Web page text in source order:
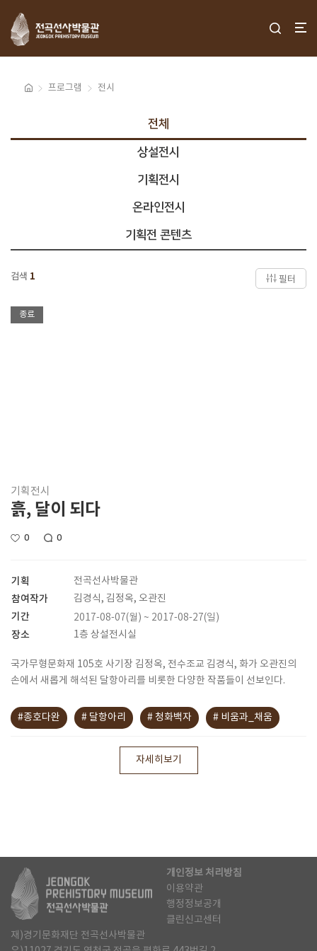
프로그램 전시
전체
상설전시
기획전시
온라인전시
기획전 콘텐츠
검색 1 필터
종료
기획전시
흙, 달이 되다
0 0
기획 전곡선사박물관
참여작가 김경식, 김정옥, 오관진
기간 2017-08-07(월) ~ 2017-08-27(일)
장소 1층 상설전시실
국가무형문화재 105호 사기장 김정옥, 전수조교 김경식, 화가 오관진의
손에서 새롭게 해석된 달항아리를 비롯한 다양한 작품들이 선보인다.
#종호다완 # 달항아리 # 청화백자 # 비움과_채움
자세히보기
개인정보 처리방침
이용약관
행정정보공개
클린신고센터
재)경기문화재단 전곡선사박물관